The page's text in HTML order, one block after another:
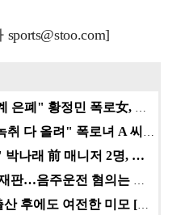
"카톡 멀티 프로필로 관계 은폐" 황정민 폭로女, 문자…
"연락말라" 황정민VS"녹취 다 올려" 폭로녀 A 씨,…
나래 前 매니저 2명, …
이재룡, '술타기' 혐의로 재판…음주운전 혐의는 미적용…
진아름, 득남 후 근황…출산 후에도 여전한 미모 [스타…